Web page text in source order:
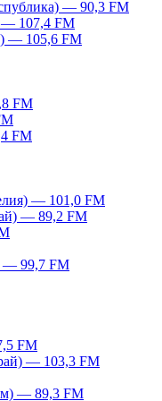
— 90,3 FM
— 107,4 FM
— 105,6 FM
FM
FM
— 101,0 FM
— 89,2 FM
— 99,7 FM
FM
— 103,3 FM
— 89,3 FM